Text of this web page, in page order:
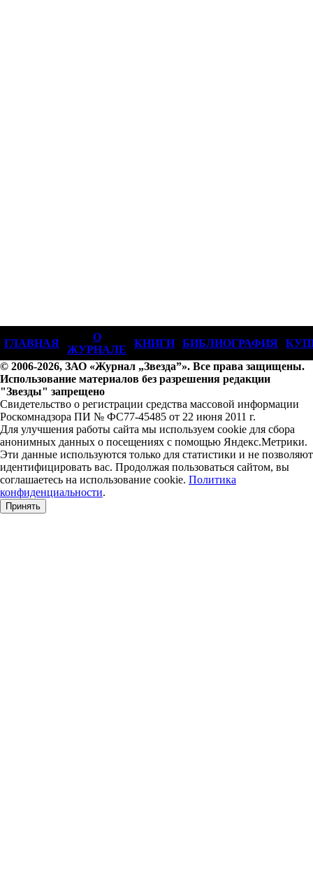
ГЛАВНАЯ
О
ЖУРНАЛЕ
КНИГИ БИБЛИОГРАФИЯ
© 2006-2026, ЗАО «Журнал „Звезда”». Все права защищены.
Использование материалов без разрешения редакции
"Звезды" запрещено
Свидетельство о регистрации средства массовой информации
Роскомнадзора ПИ № ФС77-45485 от 22 июня 2011 г.
Для улучшения работы сайта мы используем cookie для сбора
анонимных данных о посещениях с помощью Яндекс.Метрики.
Эти данные используются только для статистики и не позволяют
идентифицировать вас. Продолжая пользоваться сайтом, вы
соглашаетесь на использование cookie. Политика
конфиденциальности.
Принять